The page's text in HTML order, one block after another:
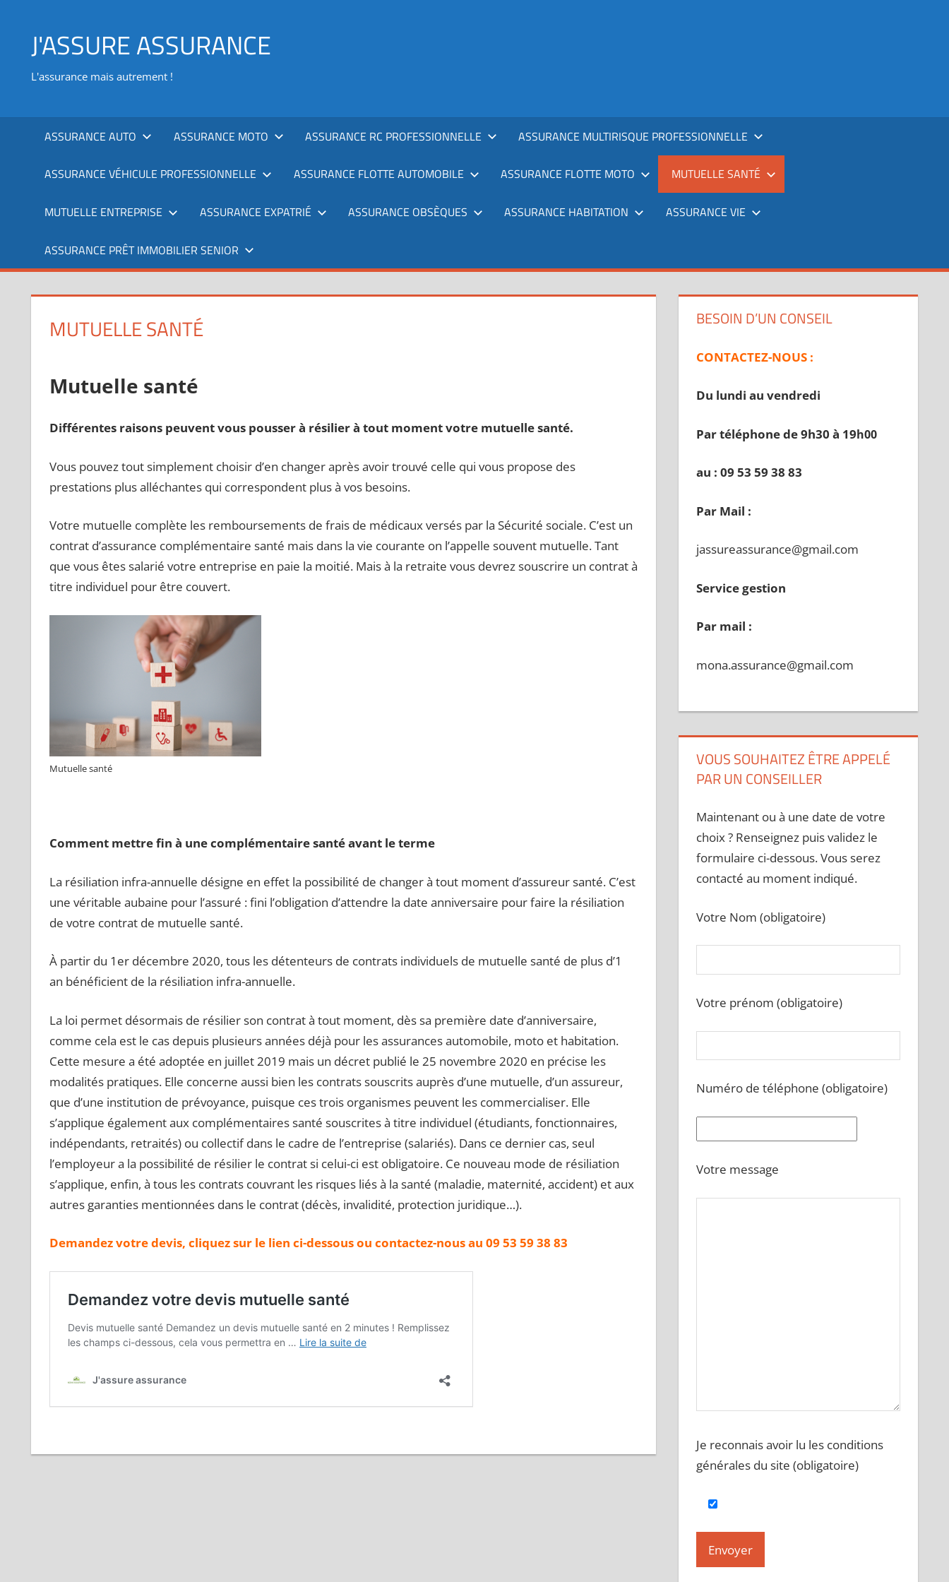
contenuJ'ASSURE ASSURANCE
L'assurance mais autrement !
ASSURANCE AUTO ASSURANCE MOTO ASSURANCE RC PROFESSIONNELLE ASSURANCE MULTIRISQUE PROFESSIONNELLE
ASSURANCE VÉHICULE PROFESSIONNELLE ASSURANCE FLOTTE AUTOMOBILE ASSURANCE FLOTTE MOTO MUTUELLE SANTÉ
MUTUELLE ENTREPRISE ASSURANCE EXPATRIÉ ASSURANCE OBSÈQUES ASSURANCE HABITATION ASSURANCE VIE
ASSURANCE PRÊT IMMOBILIER SENIOR
MUTUELLE SANTÉ
Mutuelle santé
Différentes raisons peuvent vous pousser à résilier à tout moment votre mutuelle santé.
Vous pouvez tout simplement choisir d’en changer après avoir trouvé celle qui vous propose des
prestations plus alléchantes qui correspondent plus à vos besoins.
Votre mutuelle complète les remboursements de frais de médicaux versés par la Sécurité sociale. C’est un
contrat d’assurance complémentaire santé mais dans la vie courante on l’appelle souvent mutuelle. Tant
que vous êtes salarié votre entreprise en paie la moitié. Mais à la retraite vous devrez souscrire un contrat à
titre individuel pour être couvert.
Mutuelle santé
Comment mettre fin à une complémentaire santé avant le terme
La résiliation infra-annuelle désigne en effet la possibilité de changer à tout moment d’assureur santé. C’est
une véritable aubaine pour l’assuré : fini l’obligation d’attendre la date anniversaire pour faire la résiliation
de votre contrat de mutuelle santé.
À partir du 1er décembre 2020, tous les détenteurs de contrats individuels de mutuelle santé de plus d’1
an bénéficient de la résiliation infra-annuelle.
La loi permet désormais de résilier son contrat à tout moment, dès sa première date d’anniversaire,
comme cela est le cas depuis plusieurs années déjà pour les assurances automobile, moto et habitation.
Cette mesure a été adoptée en juillet 2019 mais un décret publié le 25 novembre 2020 en précise les
modalités pratiques. Elle concerne aussi bien les contrats souscrits auprès d’une mutuelle, d’un assureur,
que d’une institution de prévoyance, puisque ces trois organismes peuvent les commercialiser. Elle
s’applique également aux complémentaires santé souscrites à titre individuel (étudiants, fonctionnaires,
indépendants, retraités) ou collectif dans le cadre de l’entreprise (salariés). Dans ce dernier cas, seul
l’employeur a la possibilité de résilier le contrat si celui-ci est obligatoire. Ce nouveau mode de résiliation
s’applique, enfin, à tous les contrats couvrant les risques liés à la santé (maladie, maternité, accident) et aux
autres garanties mentionnées dans le contrat (décès, invalidité, protection juridique…).
Demandez votre devis, cliquez sur le lien ci-dessous ou contactez-nous au 09 53 59 38 83
BESOIN D’UN CONSEIL
CONTACTEZ-NOUS :
Du lundi au vendredi
Par téléphone de 9h30 à 19h00
au : 09 53 59 38 83
Par Mail :
jassureassurance@gmail.com
Service gestion
Par mail :
mona.assurance@gmail.com
VOUS SOUHAITEZ ÊTRE APPELÉ
PAR UN CONSEILLER
Maintenant ou à une date de votre
choix ? Renseignez puis validez le
formulaire ci-dessous. Vous serez
contacté au moment indiqué.
Votre Nom (obligatoire)
Votre prénom (obligatoire)
Numéro de téléphone (obligatoire)
Votre message
Je reconnais avoir lu les conditions
générales du site (obligatoire)